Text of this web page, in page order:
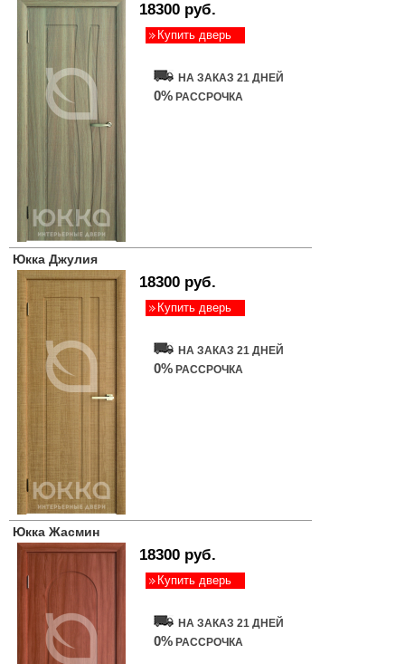
18300 руб.
Купить дверь
НА ЗАКАЗ 21 ДНЕЙ
0% РАССРОЧКА
Юкка Джулия
18300 руб.
Купить дверь
НА ЗАКАЗ 21 ДНЕЙ
0% РАССРОЧКА
Юкка Жасмин
18300 руб.
Купить дверь
НА ЗАКАЗ 21 ДНЕЙ
0% РАССРОЧКА